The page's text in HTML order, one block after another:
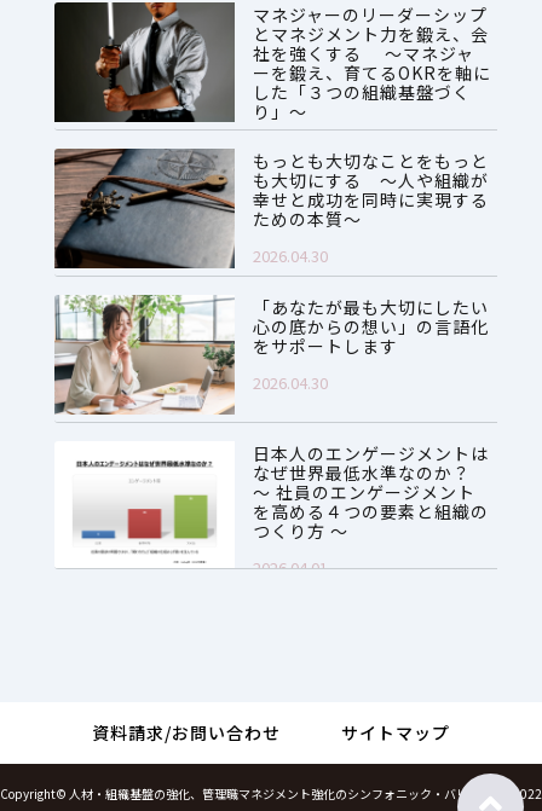
マネジャーのリーダーシップ
とマネジメント力を鍛え、会
社を強くする ～マネジャ
ーを鍛え、育てるOKRを軸に
した「３つの組織基盤づく
り」～
もっとも大切なことをもっと
も大切にする ～人や組織が
幸せと成功を同時に実現する
ための本質～
2026.04.30
「あなたが最も大切にしたい
心の底からの想い」の言語化
をサポートします
2026.04.30
日本人のエンゲージメントは
なぜ世界最低水準なのか？
～ 社員のエンゲージメント
を高める４つの要素と組織の
つくり方 ～
2026.04.01
資料請求/お問い合わせ サイトマップ
Copyright© 人材・組織基盤の強化、管理職マネジメント強化のシンフォニック・バリューズ
, 2022